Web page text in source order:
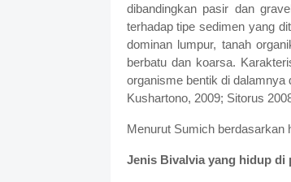
dibandingkan pasir dan
terhadap tipe sedimen yang
dominan lumpur, tanah
berbatu dan koarsa.
organisme bentik di dalamnya
Kushartono, 2009; Sitorus
Menurut Sumich berdasarkan
Jenis Bivalvia yang hidup di